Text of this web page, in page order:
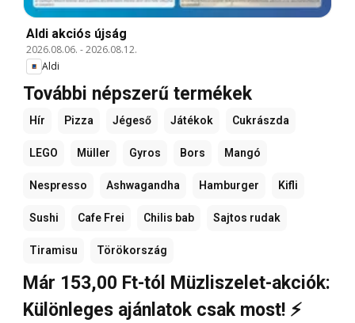
Aldi akciós újság
2026.08.06. -2026.08.12.
Aldi
További népszerű termékek
Hír Pizza Jégeső Játékok Cukrászda
LEGO Müller Gyros Bors Mangó
Nespresso Ashwagandha Hamburger Kifli
Sushi Cafe Frei Chilis bab Sajtos rudak
Tiramisu Törökország
Már 153,00 Ft-tól Müzliszelet-akciók:
Különleges ajánlatok csak most! ⚡